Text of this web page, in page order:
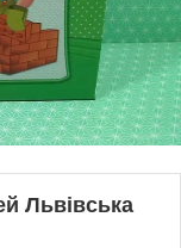
Львівська